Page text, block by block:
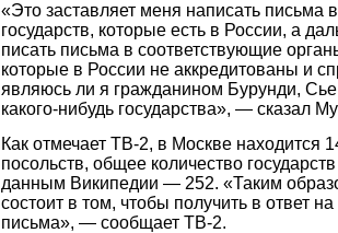
«Это заставляет меня написать письма
государств, которые есть в России, а
писать письма в соответствующие
которые в России не аккредитованы и
являюсь ли я гражданином Бурунди,
какого-нибудь государства», — сказал
Как отмечает ТВ-2, в Москве находится
посольств, общее количество
данным Википедии — 252. «Таким
состоит в том, чтобы получить в ответ
письма», — сообщает ТВ-2.